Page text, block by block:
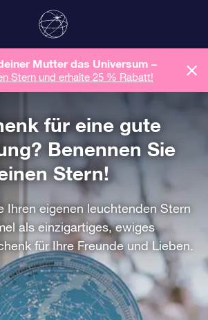
Mutter das Universum –
Stern und erhalte 25 % Rabatt!
für eine gute
Benennen Sie
Stern!
Ihren eigenen leuchtenden Stern
als einzigartiges, ewiges
für Ihre Freunde und Lieben.